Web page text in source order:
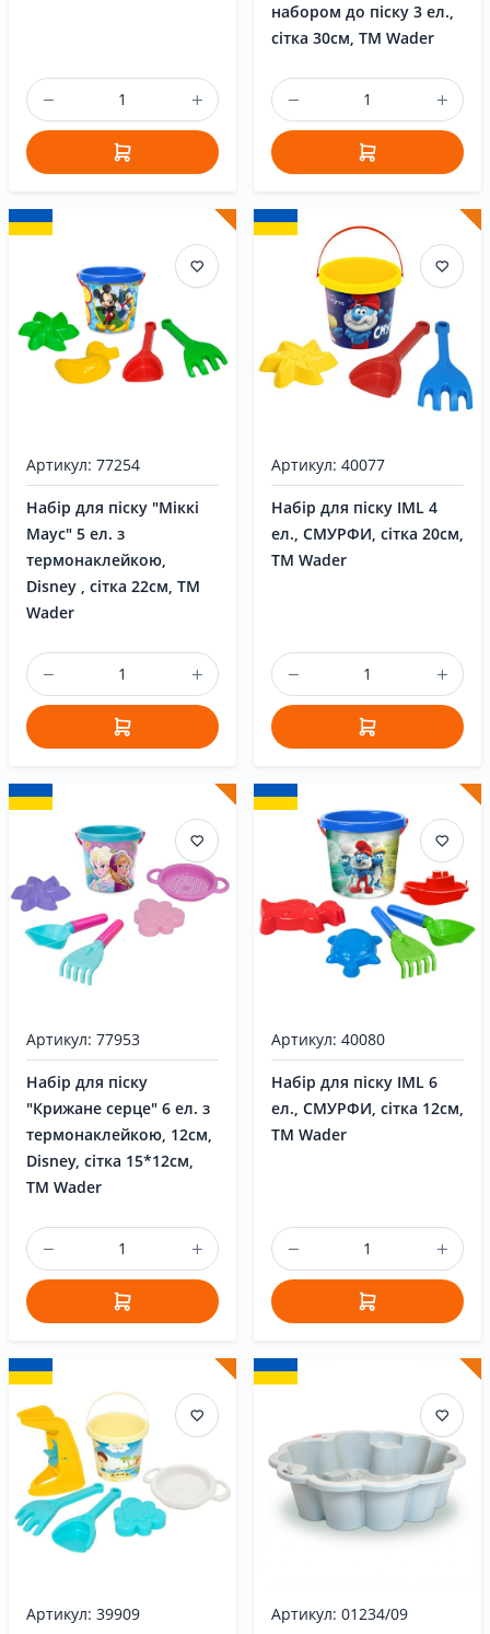
набором до піску 3 ел.,
сітка 30см, TM Wader
Артикул: 77254
Набір для піску "Міккі
Маус" 5 ел. з
термонаклейкою,
Disney , сітка 22см, ТМ
Wader
Артикул: 40077
Набір для піску IML 4
ел., СМУРФИ, сітка 20см,
ТМ Wader
Артикул: 77953
Набір для піску
"Крижане серце" 6 ел. з
термонаклейкою, 12см,
Disney, сітка 15*12см,
ТМ Wader
Артикул: 40080
Набір для піску IML 6
ел., СМУРФИ, сітка 12см,
ТМ Wader
Артикул: 39909 Артикул: 01234/09